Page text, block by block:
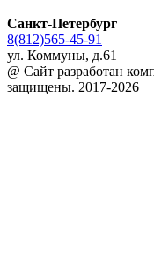
Санкт-Петербург
8(812)565-45-91
ул. Коммуны, д.61
@ Сайт разработан
защищены. 2017-2026